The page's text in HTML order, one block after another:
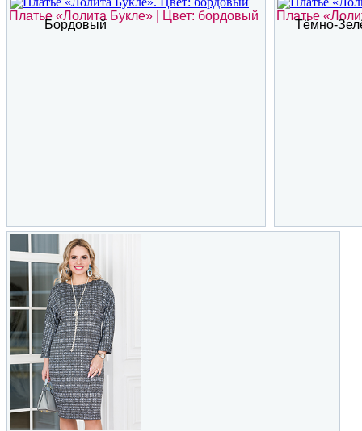
Платье «Лолита Букле» | Цвет: бордовый
Бордовый
Платье
Тёмно-